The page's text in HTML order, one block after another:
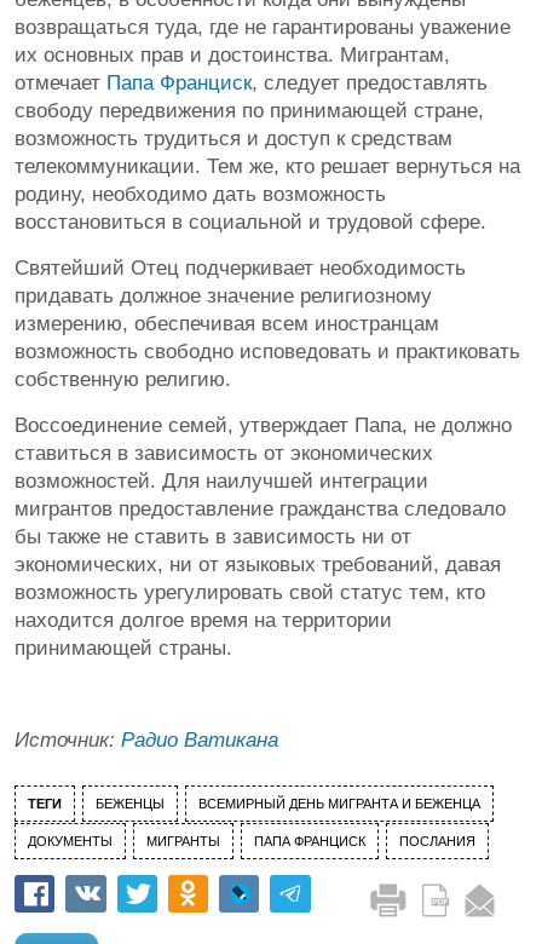
возвращаться туда, где не гарантированы уважение
их основных прав и достоинства. Мигрантам,
отмечает Папа Франциск, следует предоставлять
свободу передвижения по принимающей стране,
возможность трудиться и доступ к средствам
телекоммуникации. Тем же, кто решает вернуться на
родину, необходимо дать возможность
восстановиться в социальной и трудовой сфере.
Святейший Отец подчеркивает необходимость
придавать должное значение религиозному
измерению, обеспечивая всем иностранцам
возможность свободно исповедовать и практиковать
собственную религию.
Воссоединение семей, утверждает Папа, не должно
ставиться в зависимость от экономических
возможностей. Для наилучшей интеграции
мигрантов предоставление гражданства следовало
бы также не ставить в зависимость ни от
экономических, ни от языковых требований, давая
возможность урегулировать свой статус тем, кто
находится долгое время на территории
принимающей страны.
Источник: Радио Ватикана
ТЕГИ БЕЖЕНЦЫ ВСЕМИРНЫЙ ДЕНЬ МИГРАНТА И БЕЖЕНЦА
ДОКУМЕНТЫ МИГРАНТЫ ПАПА ФРАНЦИСК ПОСЛАНИЯ